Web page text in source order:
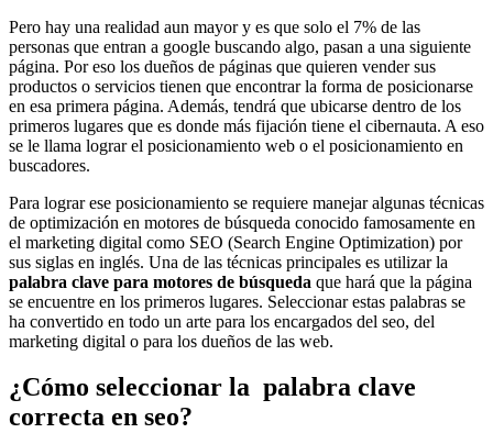
Pero hay una realidad aun mayor y es que solo el 7% de las
personas que entran a google buscando algo, pasan a una siguiente
página. Por eso los dueños de páginas que quieren vender sus
productos o servicios tienen que encontrar la forma de posicionarse
en esa primera página. Además, tendrá que ubicarse dentro de los
primeros lugares que es donde más fijación tiene el cibernauta. A eso
se le llama lograr el posicionamiento web o el posicionamiento en
buscadores.
Para lograr ese posicionamiento se requiere manejar algunas técnicas
de optimización en motores de búsqueda conocido famosamente en
el marketing digital como SEO (Search Engine Optimization) por
sus siglas en inglés. Una de las técnicas principales es utilizar la
palabra clave para motores de búsqueda que hará que la página
se encuentre en los primeros lugares. Seleccionar estas palabras se
ha convertido en todo un arte para los encargados del seo, del
marketing digital o para los dueños de las web.
¿Cómo seleccionar la palabra clave
correcta en seo?